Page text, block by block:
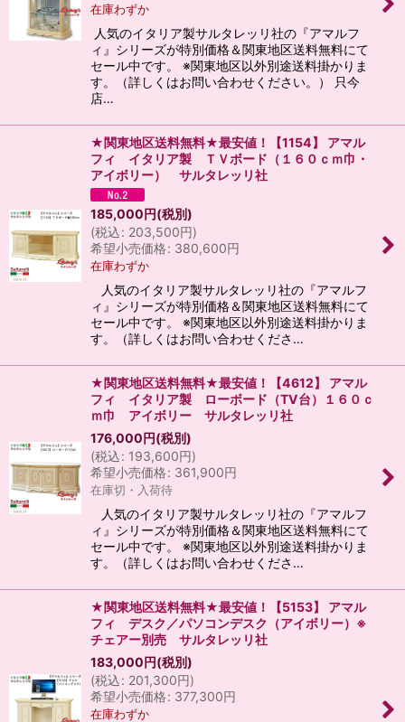
在庫わずか
人気のイタリア製サルタレッリ社の『アマルフ
ィ』シリーズが特別価格＆関東地区送料無料にて
セール中です。 ※関東地区以外別途送料掛かりま
す。（詳しくはお問い合わせください。） 只今
店…
★関東地区送料無料★最安値！【1154】 アマル
フィ イタリア製 ＴＶボード（１６０ｃｍ巾・
アイボリー） サルタレッリ社
185,000円(税別)
(税込: 203,500円)
希望小売価格: 380,600円
在庫わずか
人気のイタリア製サルタレッリ社の『アマルフ
ィ』シリーズが特別価格＆関東地区送料無料にて
セール中です。 ※関東地区以外別途送料掛かりま
す。（詳しくはお問い合わせくださ…
★関東地区送料無料★最安値！【4612】 アマル
フィ イタリア製 ローボード（TV台）１６０ｃ
ｍ巾 アイボリー サルタレッリ社
176,000円(税別)
(税込: 193,600円)
希望小売価格: 361,900円
在庫切・入荷待
人気のイタリア製サルタレッリ社の『アマルフ
ィ』シリーズが特別価格＆関東地区送料無料にて
セール中です。 ※関東地区以外別途送料掛かりま
す。（詳しくはお問い合わせくださ…
★関東地区送料無料★最安値！【5153】 アマル
フィ デスク／パソコンデスク（アイボリー）※
チェアー別売 サルタレッリ社
183,000円(税別)
(税込: 201,300円)
希望小売価格: 377,300円
在庫わずか